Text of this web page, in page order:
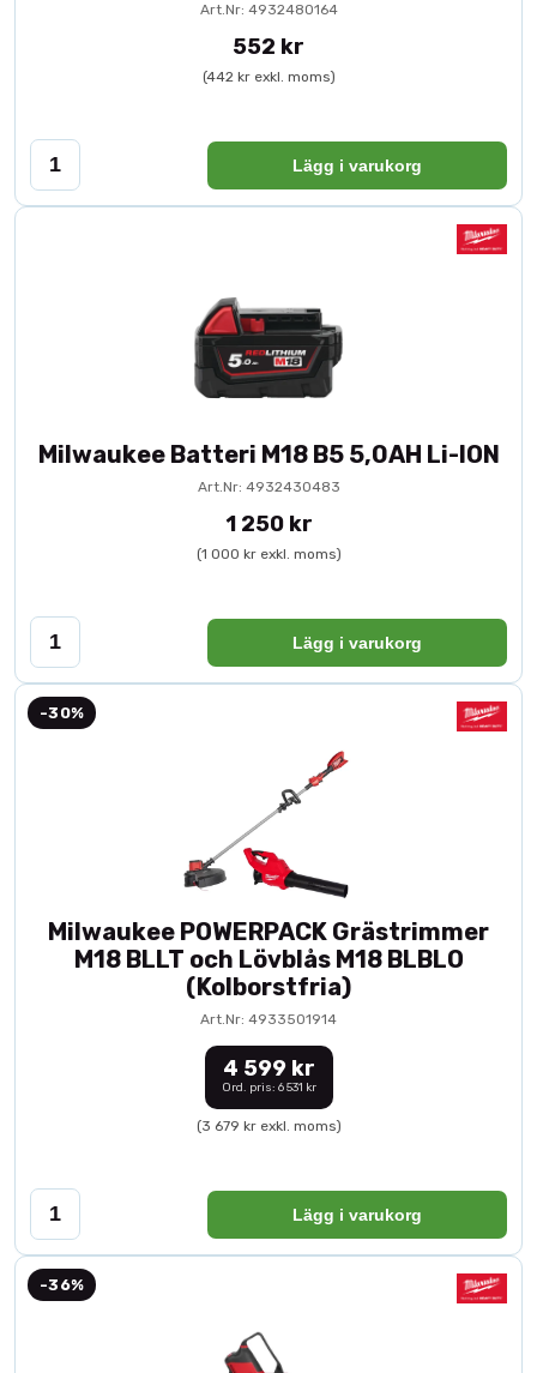
Art.Nr: 4932480164
552 kr
(442 kr exkl. moms)
Lägg i varukorg
Milwaukee Batteri M18 B5 5,0AH Li-ION
Art.Nr: 4932430483
1 250 kr
(1 000 kr exkl. moms)
Lägg i varukorg
-30%
Milwaukee POWERPACK Grästrimmer
M18 BLLT och Lövblås M18 BLBLO
(Kolborstfria)
Art.Nr: 4933501914
4 599 kr
Ord. pris: 6 531 kr
(3 679 kr exkl. moms)
Lägg i varukorg
-36%